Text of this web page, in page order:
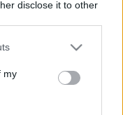
disclose it to other
or more Google
You may click to
third-party tags to
in below Google
my
με τους
και
του πόσιμου